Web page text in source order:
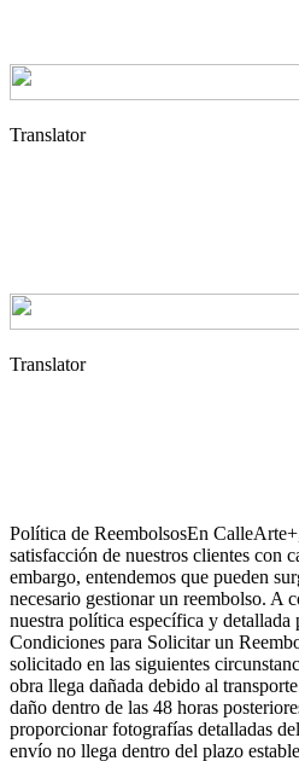
Translator
Translator
Política de ReembolsosEn
satisfacción de nuestros clientes con
embargo, entendemos que pueden
necesario gestionar un reembolso. A
nuestra política específica y detallada
Condiciones para Solicitar un
solicitado en las siguientes
obra llega dañada debido al
daño dentro de las 48 horas
proporcionar fotografías detalladas
envío no llega dentro del plazo